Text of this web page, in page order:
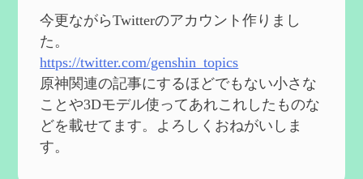
能 それぞれの強みなどを作成
2024/2/04
第５２回 璃月精鋭狩ルート【沈玉の谷
編】を作成
2024/1/25
Ultimate Trainerの使い方【RE2】を作成
2024/1/23
今更ながらTwitterのアカウント作りまし
た。
https://twitter.com/genshin_topics
原神関連の記事にするほどでもない小さな
ことや3Dモデル使ってあれこれしたものな
どを載せてます。よろしくおねがいしま
す。